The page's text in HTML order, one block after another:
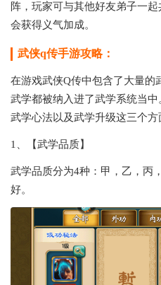
阵，玩家可与其他好友弟子一
会获得义气加成。
武侠q传手游攻略：
在游戏武侠Q传中包含了大量的
武学都被纳入进了武学系统当中
武学心法以及武学升级这三个方
1、【武学品质】
武学品质分为4种：甲，乙，丙
好。